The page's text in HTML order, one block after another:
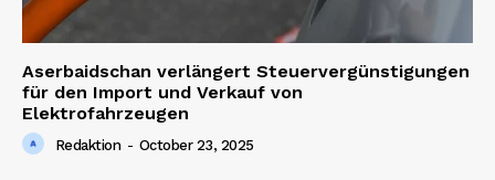
Aserbaidschan verlängert Steuervergünstigungen
für den Import und Verkauf von
Elektrofahrzeugen
Redaktion - October 23, 2025